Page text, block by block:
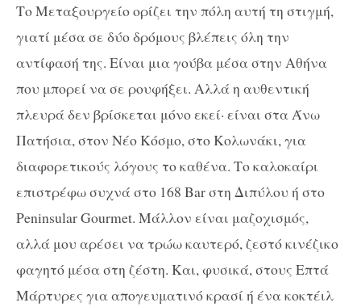
Το Μεταξουργείο ορίζει την πόλη αυτή τη στιγμή,
γιατί μέσα σε δύο δρόμους βλέπεις όλη την
αντίφασή της. Είναι μια γούβα μέσα στην Αθήνα
που μπορεί να σε ρουφήξει. Αλλά η αυθεντική
πλευρά δεν βρίσκεται μόνο εκεί· είναι στα Άνω
Πατήσια, στον Νέο Κόσμο, στο Κολωνάκι, για
διαφορετικούς λόγους το καθένα. Το καλοκαίρι
επιστρέφω συχνά στο 168 Bar στη Διπύλου ή στο
Peninsular Gourmet. Μάλλον είναι μαζοχισμός,
αλλά μου αρέσει να τρώω καυτερό, ζεστό κινέζικο
φαγητό μέσα στη ζέστη. Και, φυσικά, στους Επτά
Μάρτυρες για απογευματινό κρασί ή ένα κοκτέιλ